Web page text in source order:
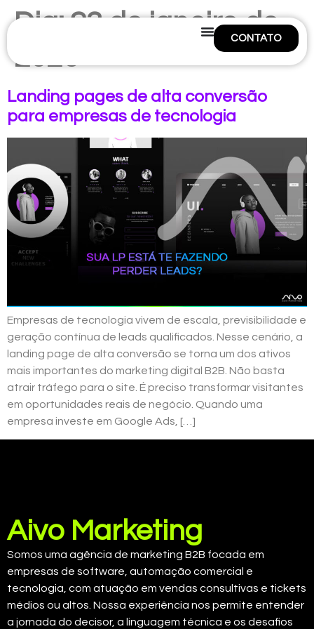
CONTATO
Dia:23 de janeiro de
2026
Landing pages de alta conversão
para empresas de tecnologia
Empresas de tecnologia vivem de escala, previsibilidade e
geração contínua de leads qualificados. Nesse cenário, a
landing page de alta conversão se torna um dos ativos
mais importantes do marketing digital B2B. Não basta
atrair tráfego para o site. É preciso transformar visitantes
em oportunidades reais de negócio. Quando uma
empresa investe em Google Ads, […]
Aivo Marketing
Somos uma agência de marketing B2B focada em
empresas de software, automação comercial e
tecnologia, com atuação em vendas consultivas e tickets
médios ou altos. Nossa experiência nos permite entender
a jornada do decisor, a linguagem técnica e os desafios